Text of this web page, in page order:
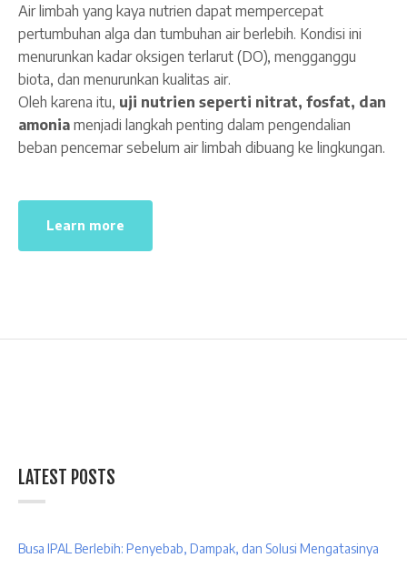
Air limbah yang kaya nutrien dapat mempercepat
pertumbuhan alga dan tumbuhan air berlebih. Kondisi ini
menurunkan kadar oksigen terlarut (DO), mengganggu
biota, dan menurunkan kualitas air.
Oleh karena itu, uji nutrien seperti nitrat, fosfat, dan
amonia menjadi langkah penting dalam pengendalian
beban pencemar sebelum air limbah dibuang ke lingkungan.
Learn more
LATEST POSTS
Busa IPAL Berlebih: Penyebab, Dampak, dan Solusi Mengatasinya